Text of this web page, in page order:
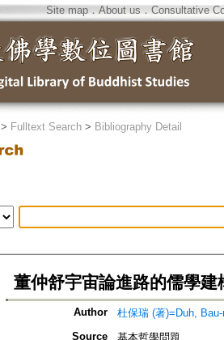
Site map．About us ． Consultative
> Fulltext Search > Bibliography Detail
董仲舒宇宙論進路的儒學建
Author
杜保瑞 (著)=Duh,
Source
基本哲學問題